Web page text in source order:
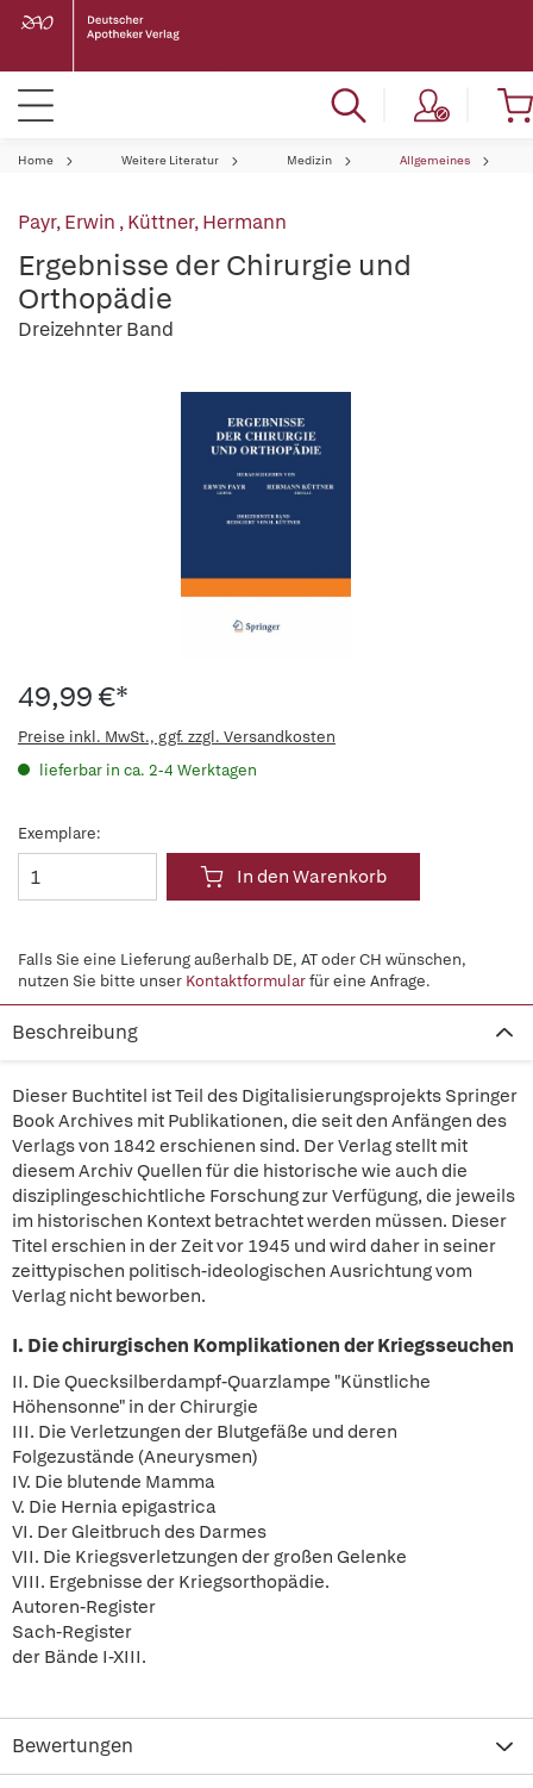
Home Weitere Literatur Medizin Allgemeines
Payr, Erwin ,Küttner, Hermann
Ergebnisse der Chirurgie und
Orthopädie
Dreizehnter Band
49,99 €*
Preise inkl. MwSt., ggf. zzgl. Versandkosten
lieferbar in ca. 2-4 Werktagen
Exemplare:
In den Warenkorb
Falls Sie eine Lieferung außerhalb DE, AT oder CH wünschen,
nutzen Sie bitte unser Kontaktformularfür eine Anfrage.
Beschreibung
Dieser Buchtitel ist Teil des Digitalisierungsprojekts Springer
Book Archives mit Publikationen, die seit den Anfängen des
Verlags von 1842 erschienen sind. Der Verlag stellt mit
diesem Archiv Quellen für die historische wie auch die
disziplingeschichtliche Forschung zur Verfügung, die jeweils
im historischen Kontext betrachtet werden müssen. Dieser
Titel erschien in der Zeit vor 1945 und wird daher in seiner
zeittypischen politisch-ideologischen Ausrichtung vom
Verlag nicht beworben.
I. Die chirurgischen Komplikationen der Kriegsseuchen
II. Die Quecksilberdampf-Quarzlampe "Künstliche
Höhensonne" in der Chirurgie
III. Die Verletzungen der Blutgefäße und deren
Folgezustände (Aneurysmen)
IV. Die blutende Mamma
V. Die Hernia epigastrica
VI. Der Gleitbruch des Darmes
VII. Die Kriegsverletzungen der großen Gelenke
VIII. Ergebnisse der Kriegsorthopädie.
Autoren-Register
Sach-Register
der Bände I-XIII.
Bewertungen